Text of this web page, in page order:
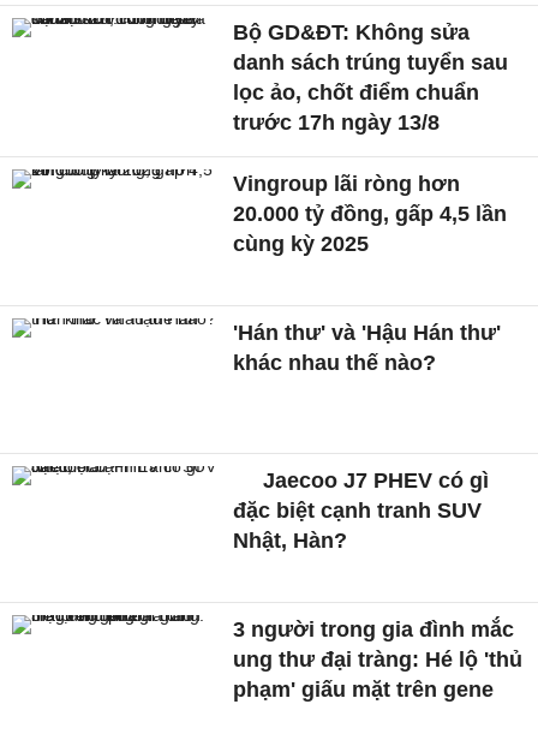
Bộ GD&ĐT: Không sửa
danh sách trúng tuyển sau
lọc ảo, chốt điểm chuẩn
trước 17h ngày 13/8
Vingroup lãi ròng hơn
20.000 tỷ đồng, gấp 4,5 lần
cùng kỳ 2025
'Hán thư' và 'Hậu Hán thư'
khác nhau thế nào?
Jaecoo J7 PHEV có gì
đặc biệt cạnh tranh SUV
Nhật, Hàn?
3 người trong gia đình mắc
ung thư đại tràng: Hé lộ 'thủ
phạm' giấu mặt trên gene